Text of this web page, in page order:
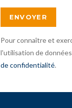
Pour connaître et
l'utilisation de
de confidentialité.